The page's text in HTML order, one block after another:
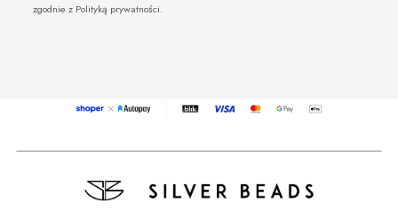
zgodnie z Polityką prywatności.